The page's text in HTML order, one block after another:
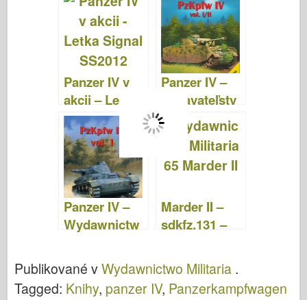
Špeciál 33
Panzer IV v
akcii – Letka
Signal
SS2012
Panzer IV –
Vydavateľstv
o 250
Panzer IV –
Wydawnictw
Marder II –
sdkfz.131 –
o Militaria 065
Publikované vWydawnictwo Militaria .
Tagged: Knihy, panzer IV, Panzerkampfwagen